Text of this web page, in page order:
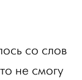
со слов
не смогу